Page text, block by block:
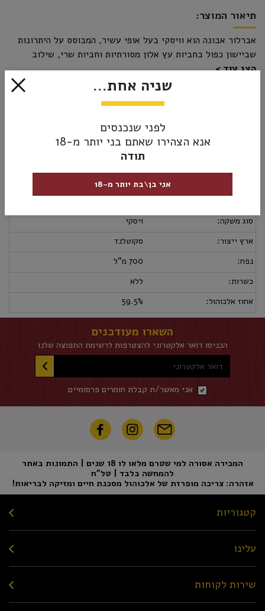
תיאור המוצר:
אברלור אבונה הוא וויסקי בעל אופי עשיר, המבוסס על היתרונות
שביישון כפול בחביות עץ אלון מסורתיות וחביות שרי, שילוב
המעניק לוויסקי מגוון רחב של ארומות וטעמים של דבש ואגוזים.
הצג עוד
₪459.00
הוסף לסל
סוג משקה:
ויסקי
ארץ ייצור:
סקוטלנד
נפח:
700 מ"ל
כשרות:
ללא
אחוז אלכוהול:
59.5%
השארו מעודכנים
הכניסו דואר אלקטרוני להצטרפות לרשימת התפוצה שלנו
דואר אלקטרוני
אני מאשר/ת קבלת חומרים פרסומיים
המכירה אסורה למי שטרם מלאו לו 18 שנים | התמונות באתר
להמחשה בלבד | טל"ח
אזהרה: צריכה מופרזת של אלכוהול מסכנת חיים ומזיקה לבריאות!
קטגוריות
עלינו
שירות לקוחות
שניה אחת...
לפני שנכנסים
אנא הצהירו שאתם בני יותר מ-18
תודה
אני בן\בת יותר מ-18